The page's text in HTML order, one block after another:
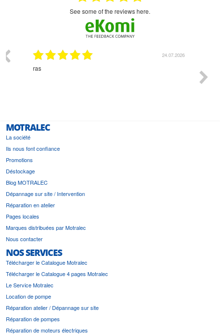
see some of the reviews here.
24.07.2026
ras
MOTRALEC
La société
Ils nous font confiance
Promotions
Déstockage
Blog MOTRALEC
Dépannage sur site / Intervention
Réparation en atelier
Pages locales
Marques distribuées par Motralec
Nous contacter
NOS SERVICES
Télécharger le Catalogue Motralec
Télécharger le Catalogue 4 pages Motralec
Le Service Motralec
Location de pompe
Réparation atelier / Dépannage sur site
Réparation de pompes
Réparation de moteurs électriques